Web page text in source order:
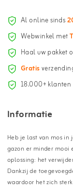
Al online sinds
Webwinkel met
Haal uw pakket
Gratis
18.000+
Informatie
Heb je last van mos in
gazon er minder mooi
oplossing: het
Dankzij de
waardoor het zich